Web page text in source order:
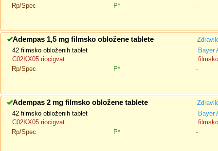
Rp/Spec
P* -
Adempas 1,5 mg filmsko obložene tablete
42 filmsko obloženih tablet
Bayer
C02KX05 riocigvat
Rp/Spec
P* -
Adempas 2 mg filmsko obložene tablete
42 filmsko obloženih tablet
Bayer
C02KX05 riocigvat
Rp/Spec
P* -